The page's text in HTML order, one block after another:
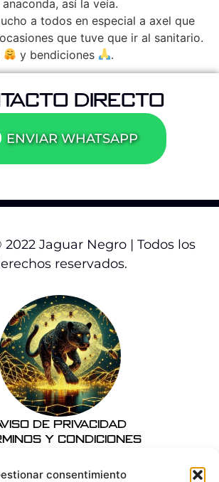
consentimiento
así la veía.
a todos en especial a axel que
que tuve que ir al sanitario.
y bendiciones .
DIRECTO
ENVIAR WHATSAPP
de Privacidad
y Condiciones
Jaguar Negro | Todos los
reservados.